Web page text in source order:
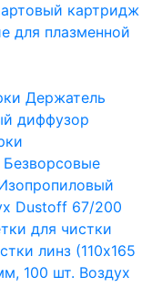
картридж
для плазменной
Держатель
диффузор
Безворсовые
Dustoff 67/200
для чистки
линз (110х165
100 шт. Воздух